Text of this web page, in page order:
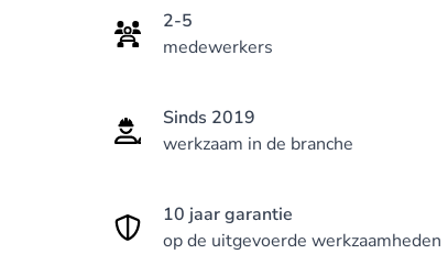
2-5
medewerkers
Sinds 2019
werkzaam in de branche
10 jaar garantie
op de uitgevoerde werkzaamheden